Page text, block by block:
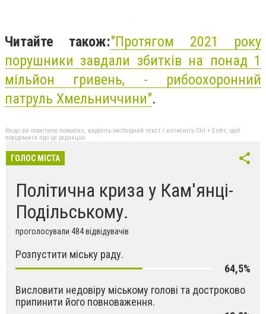
Читайте також:"Протягом 2021 року
порушники завдали збитків на понад 1
мільйон гривень, - рибоохоронний
патруль Хмельниччини".
Якщо ви помітили помилку, виділіть необхідний текст і натисніть Ctrl + Enter, щоб
повідомити про це редакцію
ГОЛОС МІСТА
Політична криза у Кам'янці-
Подільському.
проголосували 484 відвідувачів
Розпустити міську раду.
64,5%
Висловити недовіру міському голові та достроково
припинити його повноваження.